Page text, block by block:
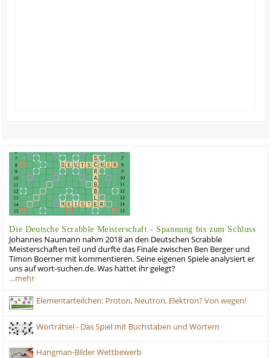
Die Deutsche Scrabble Meisterschaft - Spannung bis zum Schluss
Johannes Naumann nahm 2018 an den Deutschen Scrabble
Meisterschaften teil und durfte das Finale zwischen Ben Berger und
Timon Boerner mit kommentieren. Seine eigenen Spiele analysiert er
uns auf wort-suchen.de. Was hättet ihr gelegt?
…mehr
Elementarteilchen: Proton, Neutron, Elektron? Von wegen!
Worträtsel - Das Spiel mit Buchstaben und Wörtern
Hangman-Bilder Wettbewerb